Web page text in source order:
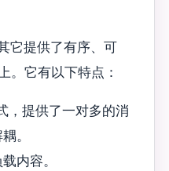
它提供了有序、可
。它有以下特点：
，提供了一对多的消
。
内容。